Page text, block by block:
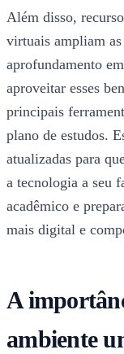
Além disso,
virtuais ampliam
aprofundamento
aproveitar esses
principais
plano de estudos.
atualizadas para
a tecnologia a seu
acadêmico e
mais digital e
A
ambiente